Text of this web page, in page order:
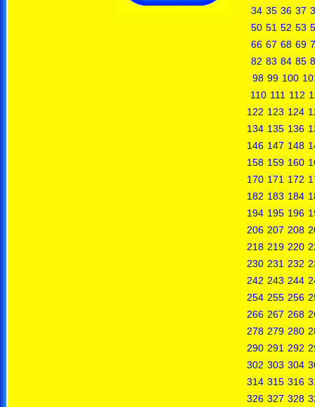
34 35 36 37
50 51 52 53
66 67 68 69
82 83 84 85
98 99 100
110 111 112
122 123 124
134 135 136
146 147 148
158 159 160
170 171 172
182 183 184
194 195 196
206 207 208
218 219 220
230 231 232
242 243 244
254 255 256
266 267 268
278 279 280
290 291 292
302 303 304
314 315 316
326 327 328